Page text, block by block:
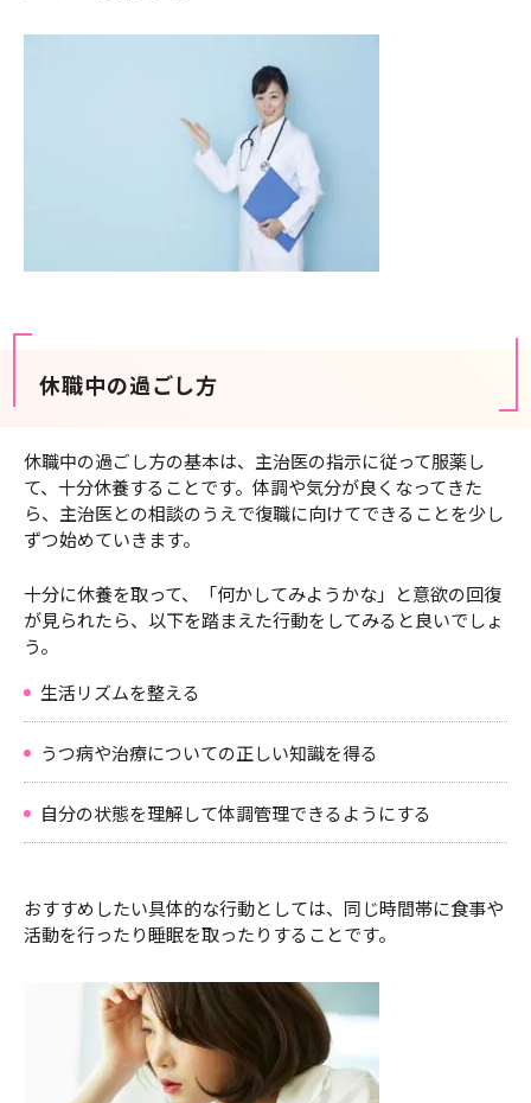
休職中の過ごし方
休職中の過ごし方の基本は、主治医の指示に従って服薬し
て、十分休養することです。体調や気分が良くなってきた
ら、主治医との相談のうえで復職に向けてできることを少し
ずつ始めていきます。
十分に休養を取って、「何かしてみようかな」と意欲の回復
が見られたら、以下を踏まえた行動をしてみると良いでしょ
う。
生活リズムを整える
うつ病や治療についての正しい知識を得る
自分の状態を理解して体調管理できるようにする
おすすめしたい具体的な行動としては、同じ時間帯に食事や
活動を行ったり睡眠を取ったりすることです。